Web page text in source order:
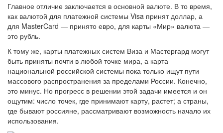
Главное отличие заключается в основной валюте. В то время,
как валютой для платежной системы Visa принят доллар, а
для MasterCard — принято евро, для карты «Мир» валюта —
это рубль.
К тому же, карты платежных систем Виза и Мастергард могут
быть приняты почти в любой точке мира, а карта
национальной российской системы пока только ищут пути
массового распространения за пределами России. Конечно,
это минус. Но прогресс в решении этой задачи имеется и он
ощутим: число точек, где принимают карту, растет; а страны,
где бывают россияне, рассматривают возможность начало их
использования.